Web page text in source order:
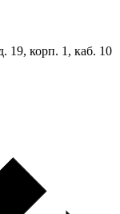
19, корп. 1, каб. 10